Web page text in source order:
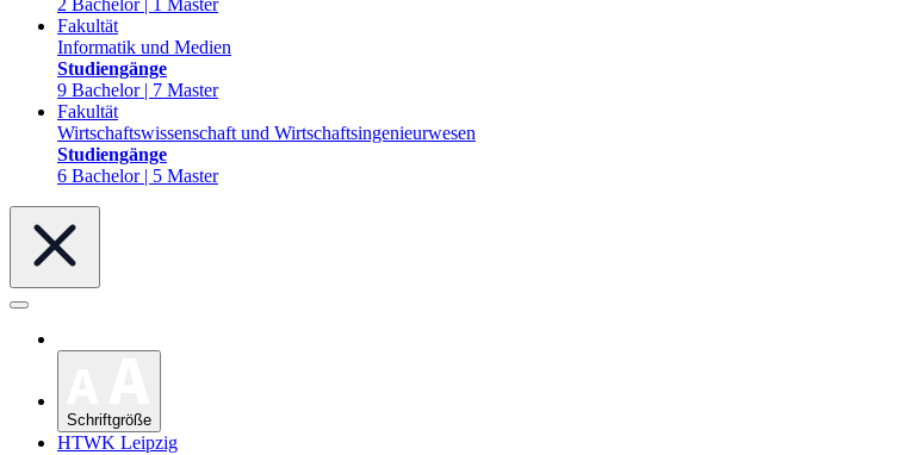
2 Bachelor | 1 Master
Fakultät
Informatik und Medien
Studiengänge
9 Bachelor | 7 Master
Fakultät
Wirtschaftswissenschaft und Wirtschaftsingenieurwesen
Studiengänge
6 Bachelor | 5 Master
Schriftgröße
HTWK Leipzig